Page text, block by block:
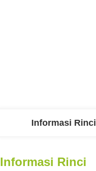
Informasi Rinci
Informasi Rinci